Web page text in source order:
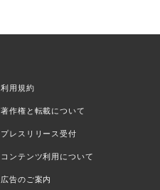
利用規約
著作権と転載について
プレスリリース受付
コンテンツ利用について
広告のご案内